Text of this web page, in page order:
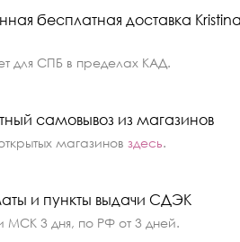
бесплатная доставка
для СПБ в пределах КАД.
самовывоз из магазинов
магазиновздесь.
и пункты выдачи СДЭК
МСК 3 дня, по РФ от 3 дней.